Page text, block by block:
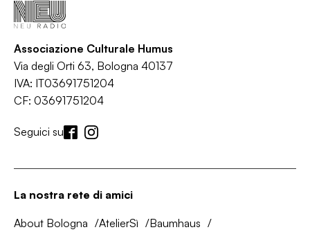
Associazione Culturale Humus
Via degli Orti 63, Bologna 40137
IVA: IT03691751204
CF: 03691751204
Seguici su
La nostra rete di amici
About Bologna AtelierSì
Baumhaus